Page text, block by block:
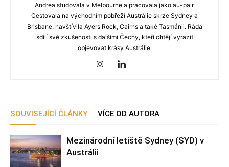
Andrea studovala v Melbourne a pracovala jako au-pair.
Cestovala na východním pobřeží Austrálie skrze Sydney a
Brisbane, navštívila Ayers Rock, Cairns a také Tasmánii. Ráda
sdílí své zkušenosti s dalšími Čechy, kteří chtějí vyrazit
objevovat krásy Austrálie.
SOUVISEJÍCÍ ČLÁNKY VÍCE OD AUTORA
Mezinárodní letiště Sydney (SYD) v
Austrálii